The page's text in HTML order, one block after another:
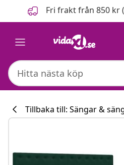
FöregåendeFri frakt från 850 kr
Tillbaka till: Sängar &